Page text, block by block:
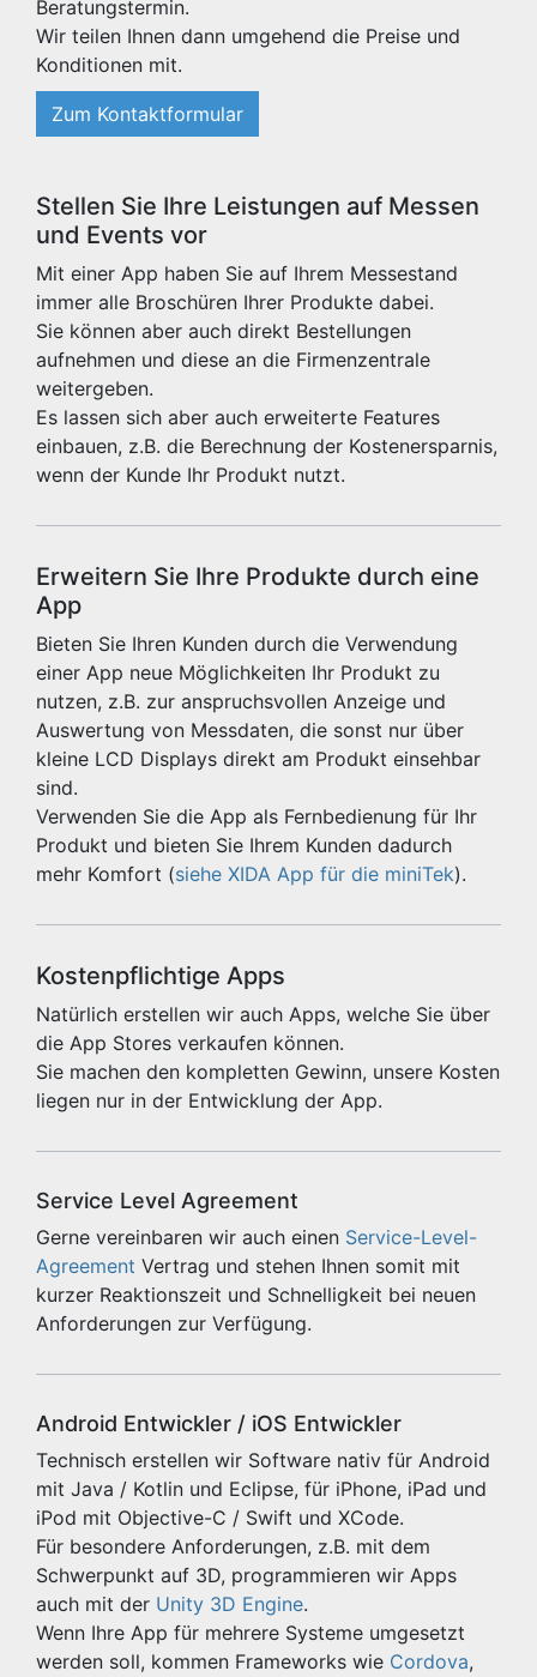
Beratungstermin.
Wir teilen Ihnen dann umgehend die Preise und
Konditionen mit.
Zum Kontaktformular
Stellen Sie Ihre Leistungen auf Messen
und Events vor
Mit einer App haben Sie auf Ihrem Messestand
immer alle Broschüren Ihrer Produkte dabei.
Sie können aber auch direkt Bestellungen
aufnehmen und diese an die Firmenzentrale
weitergeben.
Es lassen sich aber auch erweiterte Features
einbauen, z.B. die Berechnung der Kostenersparnis,
wenn der Kunde Ihr Produkt nutzt.
Erweitern Sie Ihre Produkte durch eine
App
Bieten Sie Ihren Kunden durch die Verwendung
einer App neue Möglichkeiten Ihr Produkt zu
nutzen, z.B. zur anspruchsvollen Anzeige und
Auswertung von Messdaten, die sonst nur über
kleine LCD Displays direkt am Produkt einsehbar
sind.
Verwenden Sie die App als Fernbedienung für Ihr
Produkt und bieten Sie Ihrem Kunden dadurch
mehr Komfort (siehe XIDA App für die miniTek).
Kostenpflichtige Apps
Natürlich erstellen wir auch Apps, welche Sie über
die App Stores verkaufen können.
Sie machen den kompletten Gewinn, unsere Kosten
liegen nur in der Entwicklung der App.
Service Level Agreement
Gerne vereinbaren wir auch einen Service-Level-
Agreement Vertrag und stehen Ihnen somit mit
kurzer Reaktionszeit und Schnelligkeit bei neuen
Anforderungen zur Verfügung.
Android Entwickler / iOS Entwickler
Technisch erstellen wir Software nativ für Android
mit Java / Kotlin und Eclipse, für iPhone, iPad und
iPod mit Objective-C / Swift und XCode.
Für besondere Anforderungen, z.B. mit dem
Schwerpunkt auf 3D, programmieren wir Apps
auch mit der Unity 3D Engine.
Wenn Ihre App für mehrere Systeme umgesetzt
werden soll, kommen Frameworks wie Cordova,